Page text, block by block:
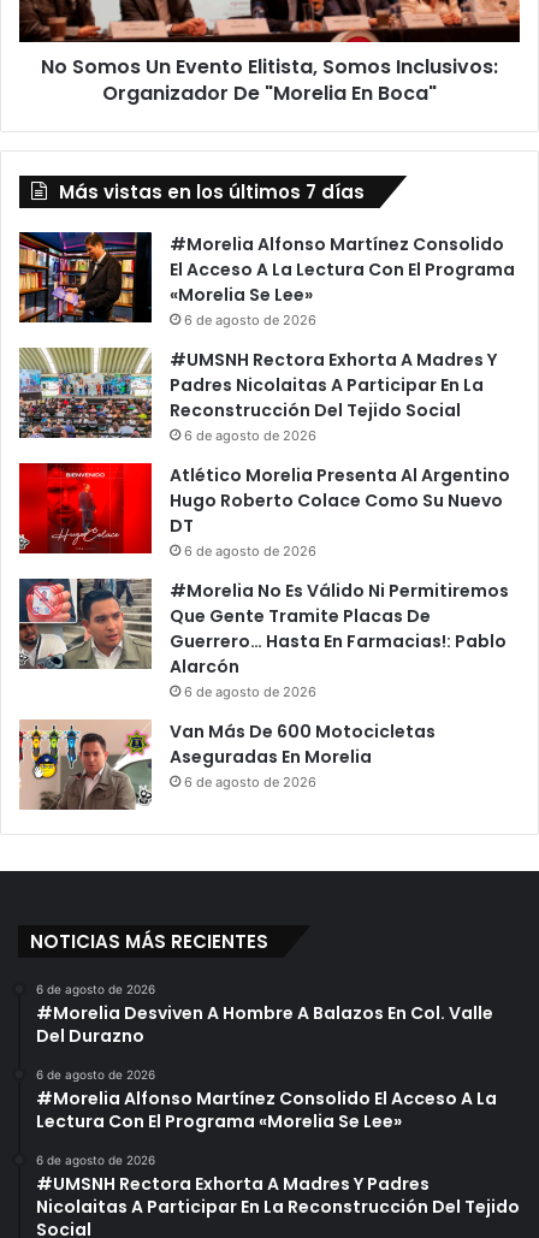
Organizador
De
"Morelia
No Somos Un Evento Elitista, Somos Inclusivos:
Organizador De "Morelia En Boca"
Más vistas en los últimos 7 días
#Morelia Alfonso Martínez Consolido
El Acceso A La Lectura Con El Programa
«Morelia Se Lee»
6 de agosto de 2026
#UMSNH Rectora Exhorta A Madres Y
Padres Nicolaitas A Participar En La
Reconstrucción Del Tejido Social
6 de agosto de 2026
Atlético Morelia Presenta Al Argentino
Hugo Roberto Colace Como Su Nuevo
DT
6 de agosto de 2026
#Morelia No Es Válido Ni Permitiremos
Que Gente Tramite Placas De
Guerrero… Hasta En Farmacias!: Pablo
Alarcón
6 de agosto de 2026
Van Más De 600 Motocicletas
Aseguradas En Morelia
6 de agosto de 2026
NOTICIAS MÁS RECIENTES
6 de agosto de 2026
#Morelia Desviven A Hombre A Balazos En Col. Valle
Del Durazno
6 de agosto de 2026
#Morelia Alfonso Martínez Consolido El Acceso A La
Lectura Con El Programa «Morelia Se Lee»
6 de agosto de 2026
#UMSNH Rectora Exhorta A Madres Y Padres
Nicolaitas A Participar En La Reconstrucción Del Tejido
Social